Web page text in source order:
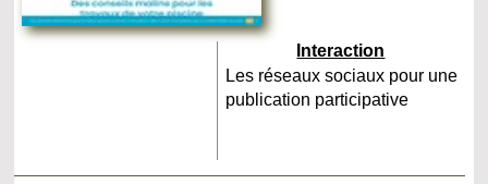
Interaction
Les réseaux sociaux pour une
publication participative